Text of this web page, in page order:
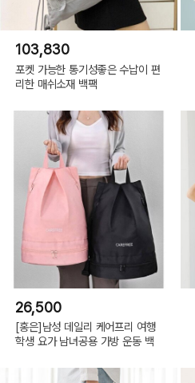
103,830
포켓 가능한 통기성좋은 수납이 편
리한 매쉬소재 백팩
26,500
[홍은]남성 데일리 케어프리 여행
학생 요가 남녀공용 가방 운동 백